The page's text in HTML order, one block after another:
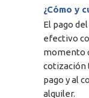
¿Cómo y
El pago
efectivo
momento
cotización
pago y al
alquiler.